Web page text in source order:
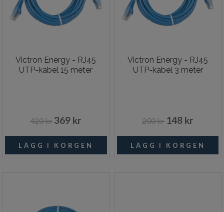
Victron Energy - RJ45
UTP-kabel 15 meter
420 kr 369 kr
Victron Energy - RJ45
UTP-kabel 3 meter
200 kr 148 kr